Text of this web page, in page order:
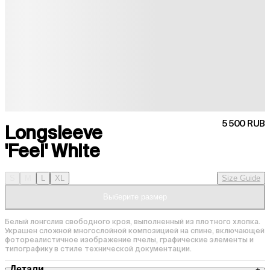
Longsleeve
'Feel' White
5 500 RUB
Белый лонгслив свободного кроя, выполненный из плотного хлопка.
Украшен сложной многослойной композицией на спине, включающей
фотореалистичное изображение пчелы, графические элементы и
типографику в стиле технической документации.
XL Size Guide
Выберите размер